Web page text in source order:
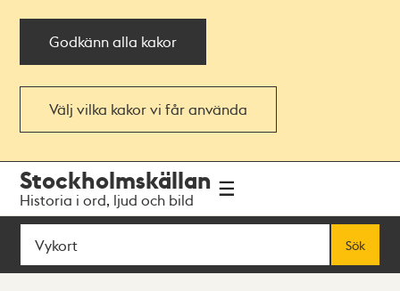
Godkänn alla kakor
Välj vilka kakor vi får använda
navigationen
huvudinnehållet
Stockholmskällan
Historia i ord, ljud och bild
Sök
Sök